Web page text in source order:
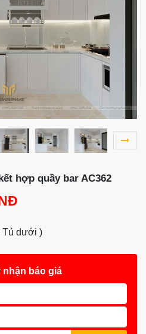
hợp quầy bar AC362
Tủ dưới )
báo giá